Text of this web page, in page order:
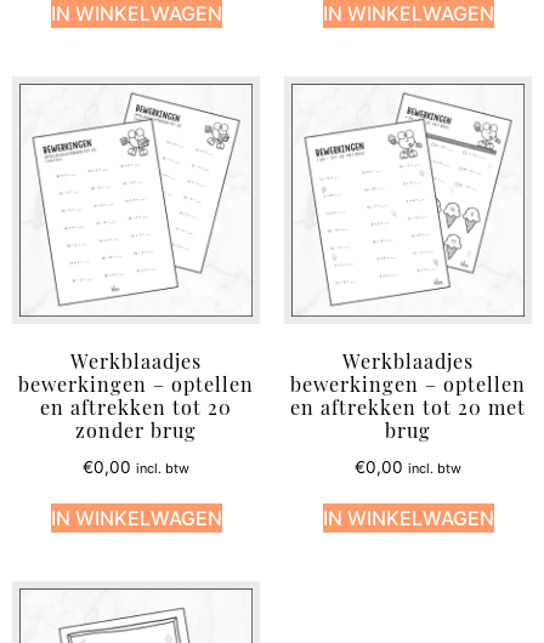
IN WINKELWAGEN IN WINKELWAGEN
Werkblaadjes
bewerkingen – optellen
en aftrekken tot 20
zonder brug
€0,00 incl. btw
IN WINKELWAGEN
Werkblaadjes
bewerkingen – optellen
en aftrekken tot 20 met
brug
€0,00 incl. btw
IN WINKELWAGEN